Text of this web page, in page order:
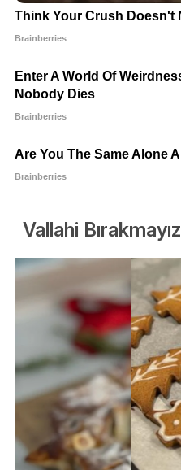
Vallahi